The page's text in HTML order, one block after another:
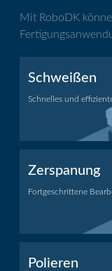
Mit RoboDK
Schweißen
Schnelles und
Zerspanung
Fortgeschrittene
Polieren